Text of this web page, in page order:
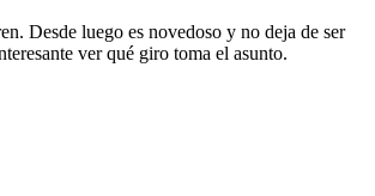
Desde luego es novedoso y no deja de ser
ver qué giro toma el asunto.